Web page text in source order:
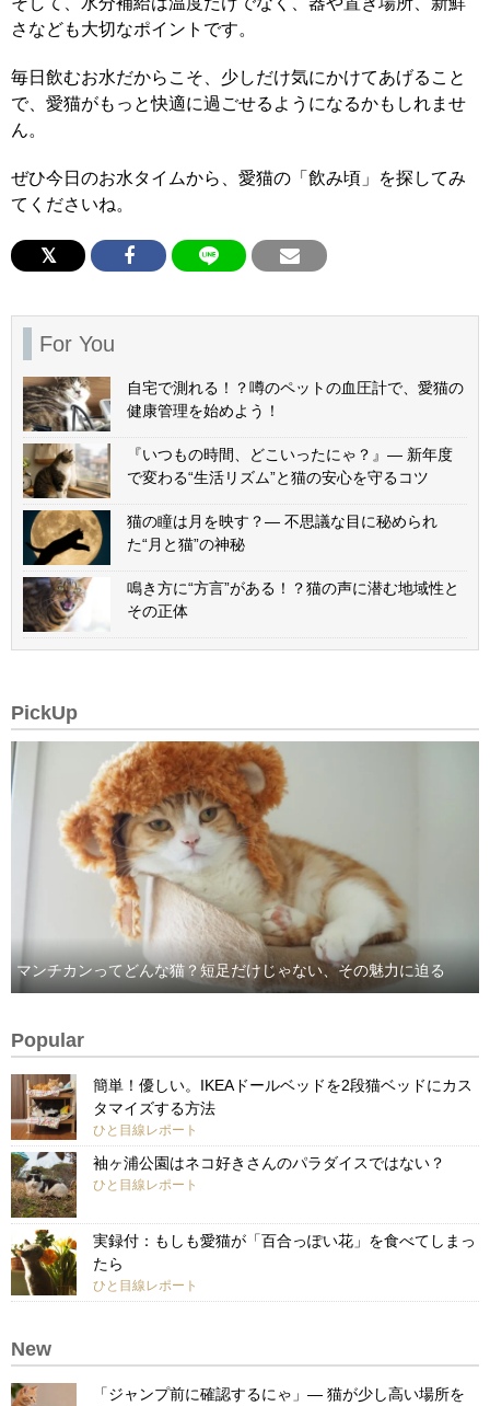
さなども大切なポイントです。
毎日飲むお水だからこそ、少しだけ気にかけてあげること
で、愛猫がもっと快適に過ごせるようになるかもしれませ
ん。
ぜひ今日のお水タイムから、愛猫の「飲み頃」を探してみ
てくださいね。
For You
自宅で測れる！？噂のペットの血圧計で、愛猫の
健康管理を始めよう！
『いつもの時間、どこいったにゃ？』— 新年度
で変わる“生活リズム”と猫の安心を守るコツ
猫の瞳は月を映す？— 不思議な目に秘められ
た“月と猫”の神秘
鳴き方に“方言”がある！？猫の声に潜む地域性と
その正体
PickUp
マンチカンってどんな猫？短足だけじゃない、その魅力に迫る
Popular
簡単！優しい。IKEAドールベッドを2段猫ベッドにカス
タマイズする方法
ひと目線レポート
袖ヶ浦公園はネコ好きさんのパラダイスではない？
ひと目線レポート
実録付：もしも愛猫が「百合っぽい花」を食べてしまっ
たら
ひと目線レポート
New
「ジャンプ前に確認するにゃ」— 猫が少し高い場所を